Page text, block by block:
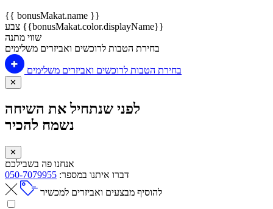
{{ bonusMakat.name }}
צבע {{bonusMakat.color.displayName}}
שווי מתנה
בחירת הטבות לרוכשים ואביזרים משלימים
בחירת הטבות לרוכשים ואביזרים משלימים
✕
לפני שנתחיל את השיחה
נשמח להכיר
✕
אנחנו פה בשבילכם
דברו איתנו במספר: 050-7079955
להוסיף מבצעים ואביזרים למכשיר